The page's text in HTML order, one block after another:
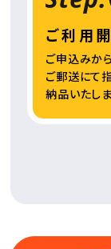
ご利用
ご申込みか
ご郵送にて
納品いたしま